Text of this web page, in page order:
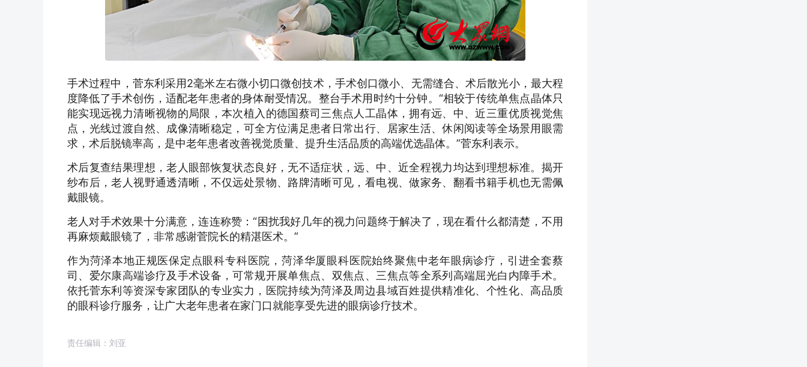
手术过程中，菅东利采用2毫米左右微小切口微创技术，手术创口微小、无需缝合、术后散光小，最大程
度降低了手术创伤，适配老年患者的身体耐受情况。整台手术用时约十分钟。“相较于传统单焦点晶体只
能实现远视力清晰视物的局限，本次植入的德国蔡司三焦点人工晶体，拥有远、中、近三重优质视觉焦
点，光线过渡自然、成像清晰稳定，可全方位满足患者日常出行、居家生活、休闲阅读等全场景用眼需
求，术后脱镜率高，是中老年患者改善视觉质量、提升生活品质的高端优选晶体。”菅东利表示。
术后复查结果理想，老人眼部恢复状态良好，无不适症状，远、中、近全程视力均达到理想标准。揭开
纱布后，老人视野通透清晰，不仅远处景物、路牌清晰可见，看电视、做家务、翻看书籍手机也无需佩
戴眼镜。
老人对手术效果十分满意，连连称赞：“困扰我好几年的视力问题终于解决了，现在看什么都清楚，不用
再麻烦戴眼镜了，非常感谢菅院长的精湛医术。”
作为菏泽本地正规医保定点眼科专科医院，菏泽华厦眼科医院始终聚焦中老年眼病诊疗，引进全套蔡
司、爱尔康高端诊疗及手术设备，可常规开展单焦点、双焦点、三焦点等全系列高端屈光白内障手术。
依托菅东利等资深专家团队的专业实力，医院持续为菏泽及周边县域百姓提供精准化、个性化、高品质
的眼科诊疗服务，让广大老年患者在家门口就能享受先进的眼病诊疗技术。
责任编辑：刘亚